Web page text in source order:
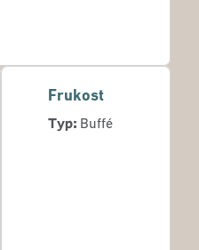
Frukost
Typ: Buffé